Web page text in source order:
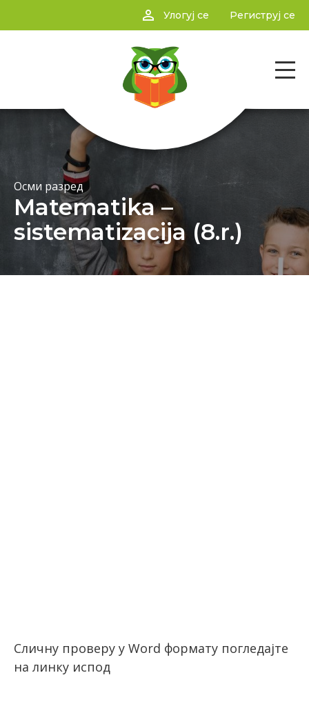
person_outline Улогуј се Региструј се
Осми разред
Matematika –
sistematizacija (8.r.)
Сличну проверу у Word формату погледајте
на линку испод